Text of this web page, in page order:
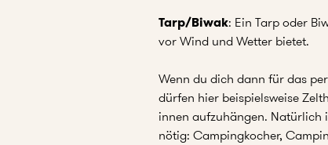
Tarp/Biwak: Ein Tarp oder
vor Wind und Wetter bietet.
Wenn du dich dann für das
dürfen hier beispielsweise
innen aufzuhängen. Natürlich
nötig: Campingkocher,